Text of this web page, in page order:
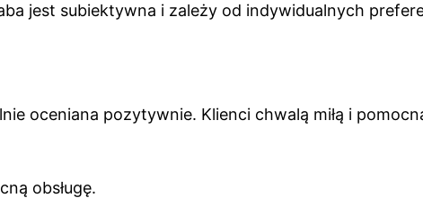
jest subiektywna i zależy od indywidualnych
oceniana pozytywnie. Klienci chwalą miłą i
obsługę.